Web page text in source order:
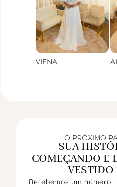
VIENA
O PRÓXIMO
SUA
COMEÇANDO E
VESTIDO
Recebemos um número